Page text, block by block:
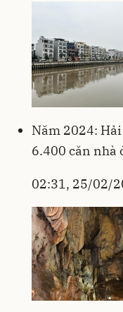
Năm 2024:
6.400 căn nhà
02:31, 25/02/